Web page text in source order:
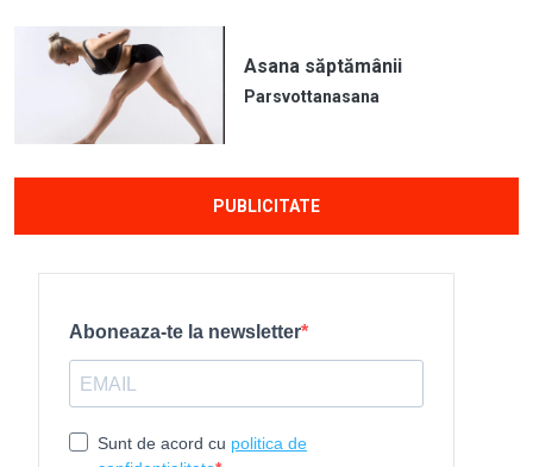
Asana săptămânii
Parsvottanasana
PUBLICITATE